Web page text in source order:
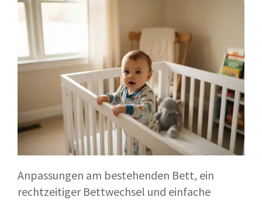
Anpassungen am bestehenden Bett, ein
rechtzeitiger Bettwechsel und einfache